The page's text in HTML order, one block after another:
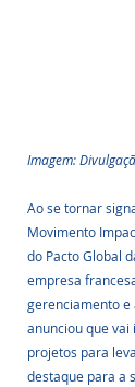
Imagem:
Ao se tornar
Movimento
do Pacto Global
empresa
gerenciamento e
anunciou que
projetos para
destaque para a